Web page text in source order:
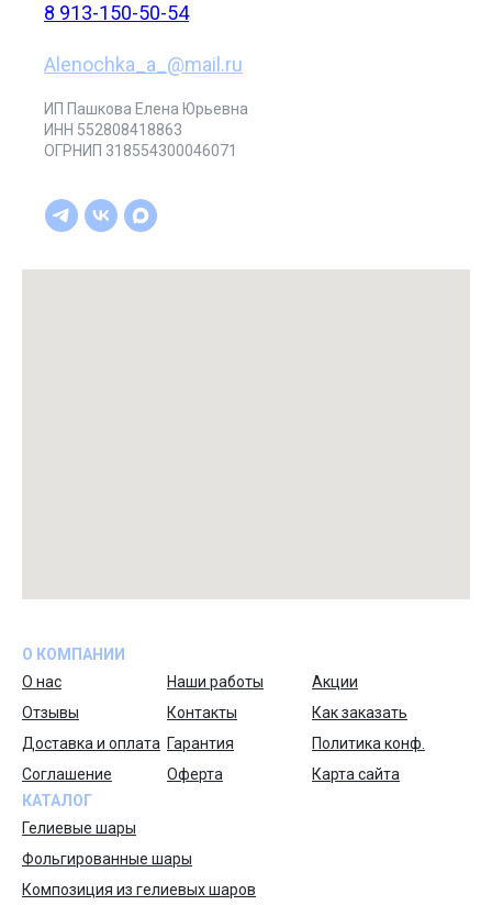
8 913-150-50-54
Alenochka_a_@mail.ru
ИП Пашкова Елена Юрьевна
ИНН 552808418863
ОГРНИП 318554300046071
О КОМПАНИИ
О нас
Наши работы
Акции
Отзывы
Контакты
Как заказать
Доставка и оплата Гарантия
Политика конф.
Соглашение
Оферта
Карта сайта
КАТАЛОГ
Гелиевые шары
Фольгированные шары
Композиция из гелиевых шаров